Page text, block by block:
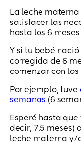
La leche
satisfacer las
hasta los 6
Y si tu bebé
corregida de 6
comenzar con los
Por ejemplo, tuve
semanas (6
Esperé hasta
decir, 7.5 meses)
leche materna y/